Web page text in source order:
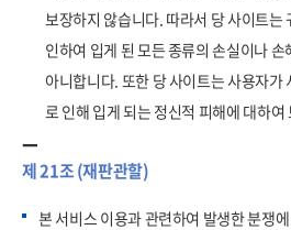
보장하지 않습니다. 따라서 당 사이트는
인하여 입게 된 모든 종류의 손실이나
아니합니다. 또한 당 사이트는 사용자가
로 인해 입게 되는 정신적 피해에 대하
제 21조 (재판관할)
본 서비스 이용과 관련하여 발생한 분쟁